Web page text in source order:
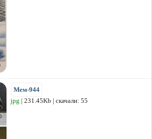
Мем-944
jpg | 231.45Kb | скачали: 55